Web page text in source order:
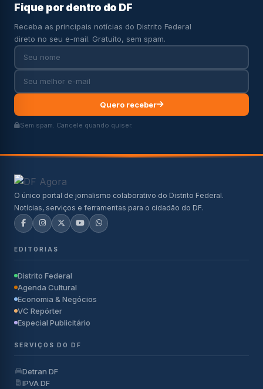
Fique por dentro do DF
Receba as principais notícias do Distrito Federal
direto no seu e-mail. Gratuito, sem spam.
Quero receber
Sem spam. Cancele quando quiser.
O único portal de jornalismo colaborativo do Distrito Federal.
Notícias, serviços e ferramentas para o cidadão do DF.
EDITORIAS
Distrito Federal
Agenda Cultural
Economia & Negócios
VC Repórter
Especial Publicitário
SERVIÇOS DO DF
Detran DF
IPVA DF